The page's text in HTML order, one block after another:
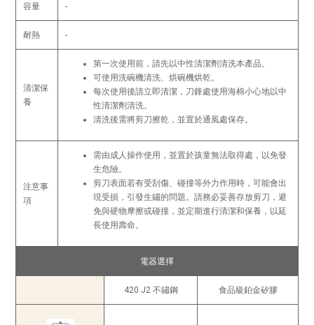
容量 -
耐熱 -
清潔保
養
第一次使用前，請先以中性清潔劑清洗本產品。
可使用洗碗機清洗、烘碗機烘乾。
每次使用後請立即清潔，刀鋒處使用海棉小心地以中
性清潔劑清洗。
清洗後需將剪刀擦乾，並置於通風處保存。
注意事
項
需由成人操作使用，並置於孩童無法取得處，以免發
生危險。
剪刀表面若有受刮傷、碰撞等外力作用時，可能會出
現受損，引發生鏽的問題。請務必妥善存放剪刀，避
免與硬物摩擦或碰撞，並定期進行清潔和保養，以延
長使用壽命。
電器選擇
420 J2 不鏽鋼 食品級鉑金矽膠